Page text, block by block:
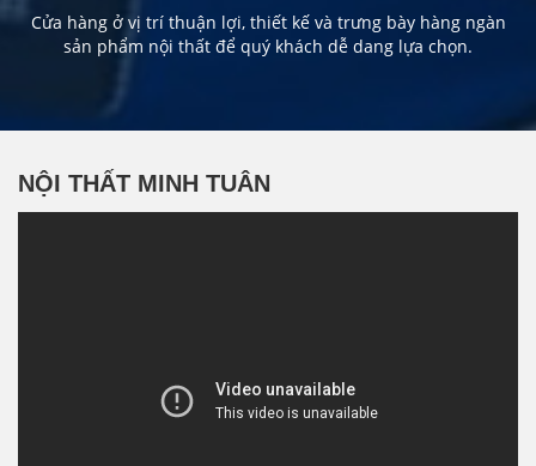
Cửa hàng ở vị trí thuận lợi, thiết kế và trưng bày hàng ngàn
sản phẩm nội thất để quý khách dễ dang lựa chọn.
NỘI THẤT MINH TUÂN